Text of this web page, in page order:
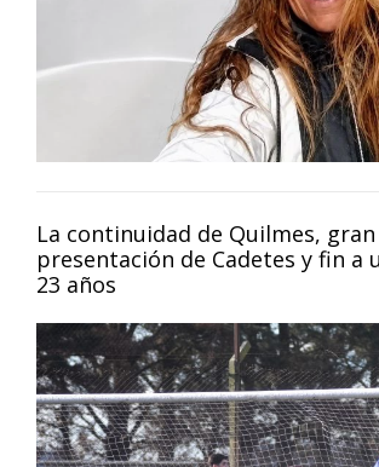
La continuidad de Quilmes, gran
presentación de Cadetes y fin a
23 años